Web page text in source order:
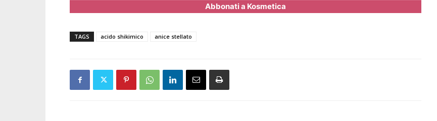
Abbonati a Kosmetica
TAGS acido shikimico anice stellato